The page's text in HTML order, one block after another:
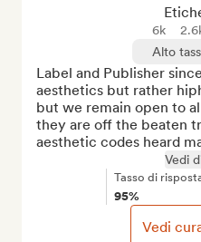
6k
Alto
Label and Publisher
aesthetics but rather
but we remain open to
they are off the beaten
aesthetic codes heard
Vedi
Tasso di
95%
Vedi